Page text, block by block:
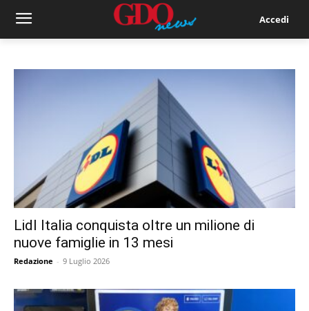
Accedi
Lidl Italia conquista oltre un milione di
nuove famiglie in 13 mesi
Redazione - 9 Luglio 2026